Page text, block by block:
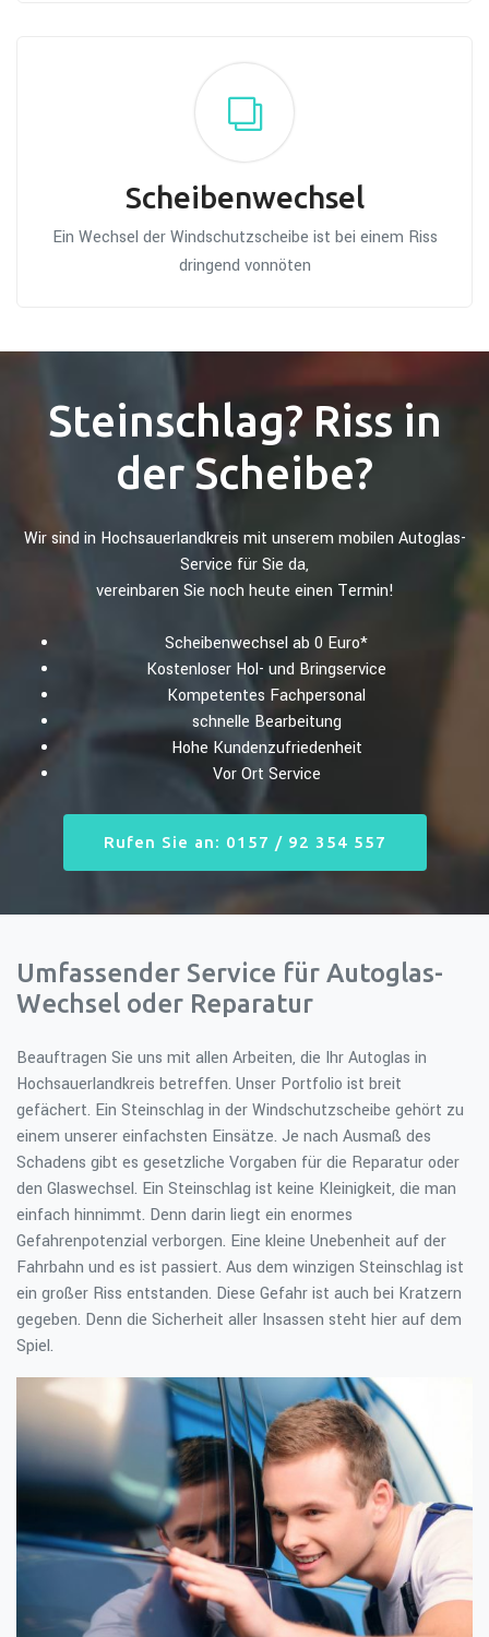
Scheibenwechsel
Ein Wechsel der Windschutzscheibe ist bei einem Riss
dringend vonnöten
Steinschlag? Riss in
der Scheibe?
Wir sind in Hochsauerlandkreis mit unserem mobilen Autoglas-
Service für Sie da,
vereinbaren Sie noch heute einen Termin!
Scheibenwechsel ab 0 Euro*
Kostenloser Hol- und Bringservice
Kompetentes Fachpersonal
schnelle Bearbeitung
Hohe Kundenzufriedenheit
Vor Ort Service
Rufen Sie an: 0157 / 92 354 557
Umfassender Service für Autoglas-
Wechsel oder Reparatur
Beauftragen Sie uns mit allen Arbeiten, die Ihr Autoglas in
Hochsauerlandkreis betreffen. Unser Portfolio ist breit
gefächert. Ein Steinschlag in der Windschutzscheibe gehört zu
einem unserer einfachsten Einsätze. Je nach Ausmaß des
Schadens gibt es gesetzliche Vorgaben für die Reparatur oder
den Glaswechsel. Ein Steinschlag ist keine Kleinigkeit, die man
einfach hinnimmt. Denn darin liegt ein enormes
Gefahrenpotenzial verborgen. Eine kleine Unebenheit auf der
Fahrbahn und es ist passiert. Aus dem winzigen Steinschlag ist
ein großer Riss entstanden. Diese Gefahr ist auch bei Kratzern
gegeben. Denn die Sicherheit aller Insassen steht hier auf dem
Spiel.